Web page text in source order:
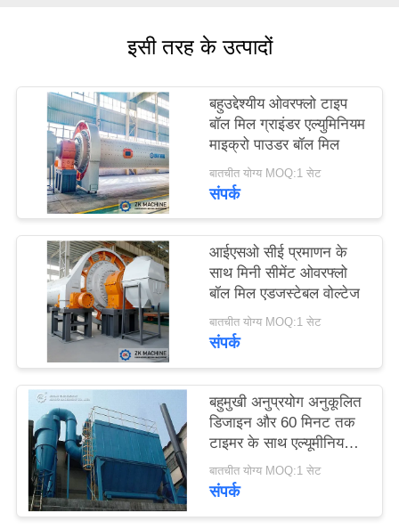
एक
उद्धरण
अनुरोध
साइटमैप
गोपनीयता
इसी तरह के उत्पादों
बहुउद्देश्यीय ओवरफ्लो टाइप
बॉल मिल ग्राइंडर एल्युमिनियम
माइक्रो पाउडर बॉल मिल
बातचीत योग्य MOQ:1 सेट
संपर्क
आईएसओ सीई प्रमाणन के
साथ मिनी सीमेंट ओवरफ्लो
बॉल मिल एडजस्टेबल वोल्टेज
बातचीत योग्य MOQ:1 सेट
संपर्क
बहुमुखी अनुप्रयोग अनुकूलित
डिजाइन और 60 मिनट तक
टाइमर के साथ एल्यूमीनियम
राख बॉल मिल
बातचीत योग्य MOQ:1 सेट
संपर्क